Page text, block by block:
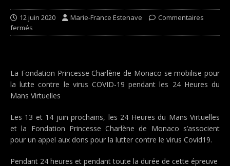
12 juin 2020 Marie-France Estenave
Commentaires
fermés
La Fondation Princesse Charlène de Monaco se mobilise pour
la lutte contre le virus COVID-19 pendant les 24 Heures du
Mans Virtuelles
Les 13 et 14 juin prochains, les 24 Heures du Mans Virtuelles
et la Fondation Princesse Charlène de Monaco s’associent
pour un appel aux dons pour la lutter contre le virus Covid19.
Pendant 24 heures et pendant toute la durée de cette épreuve